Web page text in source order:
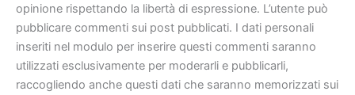
opinione rispettando la libertà di espressione. L’utente può
pubblicare commenti sui post pubblicati. I dati personali
inseriti nel modulo per inserire questi commenti saranno
utilizzati esclusivamente per moderarli e pubblicarli,
raccogliendo anche questi dati che saranno memorizzati sui